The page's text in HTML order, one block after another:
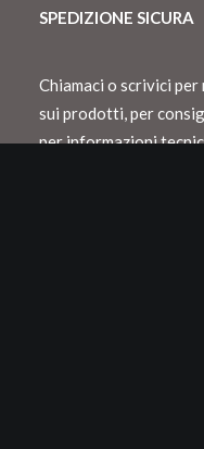
SPEDIZIONE SICURA
Chiamaci o scrivici
sui prodotti, per
per informazioni